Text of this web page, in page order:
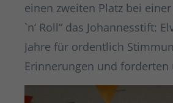
einen zweiten Platz bei
`n‘ Roll“ das Johannesstift:
Jahre für ordentlich
Erinnerungen und forderten